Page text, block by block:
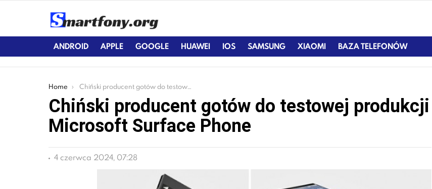
ANDROID APPLE GOOGLE HUAWEI IOS SAMSUNG XIAOMI BAZA TELEFONÓW
You are here:
Home Chiński producent gotów do testowej produkcji Microsoft Surface Phone
Chiński producent gotów do testowej produkcji
Microsoft Surface Phone
4 czerwca 2024, 07:28